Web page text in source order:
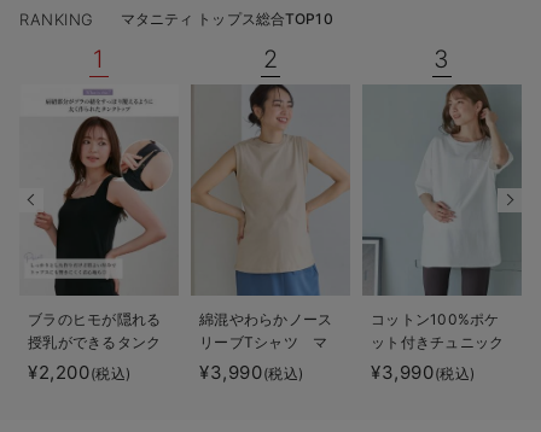
RANKING マタニティ トップス総合TOP10
1
ブラのヒモが隠れる
授乳ができるタンク
トップ 抗菌防臭
綿混モダール
¥2,200(税込)
2
綿混やわらかノース
リーブTシャツ マ
タニティ・産後授乳
服【出産後も長く使
¥3,990(税込)
3
コットン100%ポケ
ット付きチュニック
トップス マタニテ
ィ・授乳服【出産後
¥3,990(税込)